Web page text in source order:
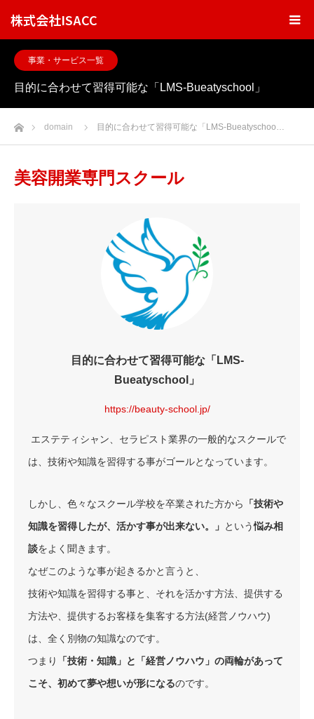
株式会社ISACC
事業・サービス一覧
目的に合わせて習得可能な「LMS-Bueatyschool」
ホームdomain 目的に合わせて習得可能な「LMS-Bueatyschoo…
美容開業専門スクール
目的に合わせて習得可能な「LMS-
Bueatyschool」
https://beauty-school.jp/
エステティシャン、セラピスト業界の一般的なスクールで
は、技術や知識を習得する事がゴールとなっています。
しかし、色々なスクール学校を卒業された方から
「技術や
知識を習得したが、活かす事が出来ない。」 という悩み相
談をよく聞きます。
なぜこのような事が起きるかと言うと、
技術や知識を習得する事と、それを活かす方法、提供する
方法や、提供するお客様を集客する方法(経営ノウハウ)
は、全く別物の知識なのです。
つまり
「技術・知識」と「経営ノウハウ」の両輪があって
こそ、初めて夢や想いが形になるのです。